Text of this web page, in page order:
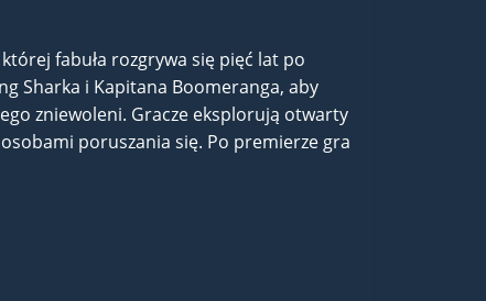
fabuła rozgrywa się pięć lat po
Sharka i Kapitana Boomeranga, aby
zniewoleni. Gracze eksplorują otwarty
poruszania się. Po premierze gra